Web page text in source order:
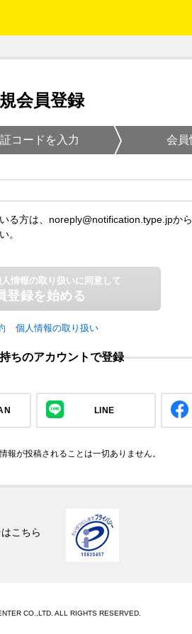
会員登録
コードを入力 会員
る方は、noreply@notification.type.jpから
。
情報の取り扱いに同意して
登録を始める
個人情報の取り扱い
ちのアカウントで登録
LINE
報が投稿されることは一切ありません。
はこちら
CO.,LTD. ALL RIGHTS RESERVED.